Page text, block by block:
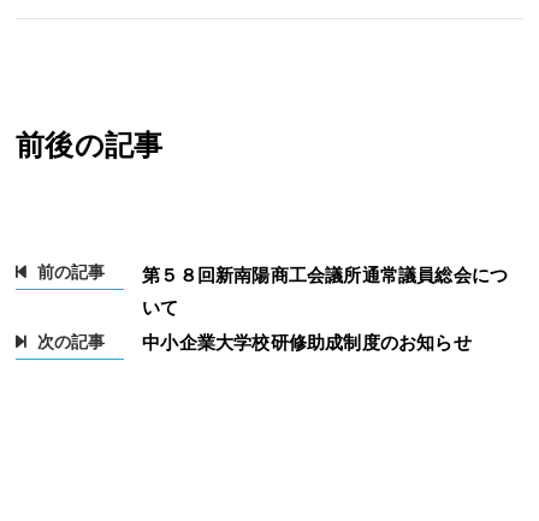
前後の記事
前の記事
第５８回新南陽商工会議所通常議員総会につ
いて
次の記事 中小企業大学校研修助成制度のお知らせ